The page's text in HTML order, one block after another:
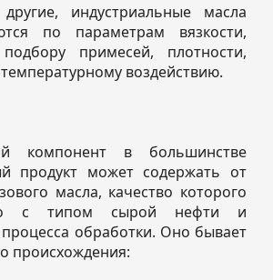
индустриальные масла
по параметрам вязкости,
примесей, плотности,
воздействию.
компонент в большинстве
продукт может содержать от
масла, качество которого
с типом сырой нефти и
обработки. Оно бывает
происхождения: